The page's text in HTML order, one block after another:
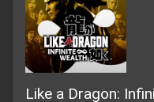
Like a Dragon: